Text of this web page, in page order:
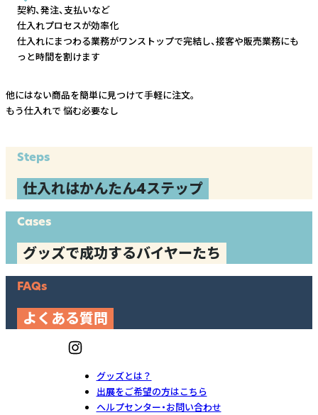
契約、発注、支払いなど
仕入れプロセスが効率化
仕入れにまつわる業務がワンストップで完結し、接客や販売業務にも
っと時間を割けます
他にはない商品を簡単に見つけて手軽に注文。
もう仕入れで 悩む必要なし
Steps
仕入れはかんたん4ステップ
Cases
グッズで成功するバイヤーたち
FAQs
よくある質問
グッズとは？
出展をご希望の方はこちら
ヘルプセンター・お問い合わせ